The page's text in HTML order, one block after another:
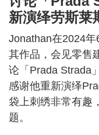
新演绎劳斯莱
Jonathan在2024
其作品，会见零售
论「Prada Strada
感谢他重新演绎
袋上刺绣非常有趣
题。